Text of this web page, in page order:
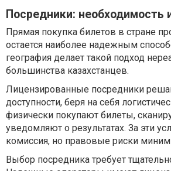
Посредники: необходимость
Прямая покупка билетов в стране
остается наиболее надежным
география делает такой подход
большинства казахстанцев.
Лицензированные посредники
доступности, беря на себя
физически покупают билеты,
уведомляют о результатах. За эти
комиссия, но правовые риски
Выбор посредника требует